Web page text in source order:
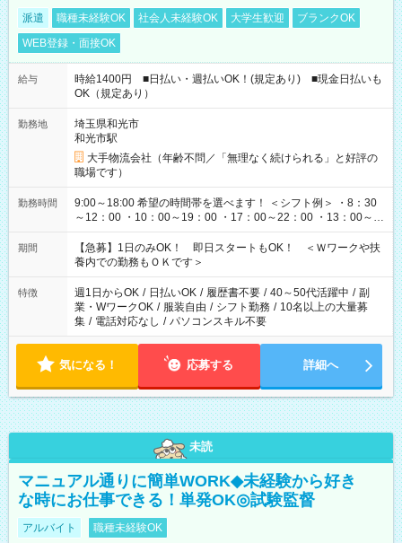
派遣 職種未経験OK 社会人未経験OK 大学生歓迎
ブランクOK
WEB登録・面接OK
給与
時給1400円 ■日払い・週払いOK！(規定あり) ■現金日払いも
OK（規定あり）
勤務地
埼玉県和光市
和光市駅
大手物流会社（年齢不問／「無理なく続けられる」と好評の
職場です）
勤務時間
9:00～18:00 希望の時間帯を選べます！ ＜シフト例＞ ・8：30
～12：00 ・10：00～19：00 ・17：00～22：00 ・13：00～
22：00 ・22：00～翌6：00 など
期間
【急募】1日のみOK！ 即日スタートもOK！ ＜Ｗワークや扶
養内での勤務もＯＫです＞
特徴 週1日からOK / 日払いOK / 履歴書不要 / 40～50代活躍中 / 副
業・WワークOK / 服装自由 / シフト勤務 / 10名以上の大量募
集 / 電話対応なし / パソコンスキル不要
気になる！ 応募する 詳細へ
未読
マニュアル通りに簡単WORK◆未経験から好き
な時にお仕事できる！単発OK◎試験監督
アルバイト 職種未経験OK